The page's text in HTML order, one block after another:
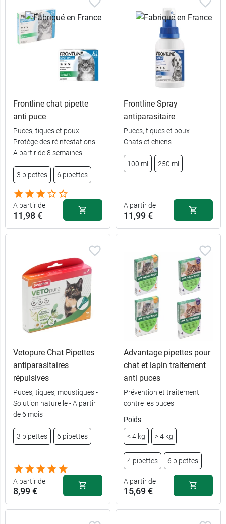
Frontline chat pipette
anti puce
Puces, tiques et poux -
Protège des réinfestations -
A partir de 8 semaines
3 pipettes 6 pipettes
A partir de
11,98 €
3 pipettes 11,98 €
6 pipettes 17,99 €
Frontline Spray
antiparasitaire
Puces, tiques et poux -
Chats et chiens
100 ml 250 ml
A partir de
11,99 €
100 ml 11,99 €
250 ml 22,89 €
Vetopure Chat Pipettes
antiparasitaires
répulsives
Puces, tiques, moustiques -
Solution naturelle - A partir
de 6 mois
3 pipettes 6 pipettes
A partir de
8,99 €
Advantage pipettes pour
chat et lapin traitement
anti puces
Prévention et traitement
contre les puces
Poids
< 4 kg > 4 kg
4 pipettes 6 pipettes
A partir de
15,69 €